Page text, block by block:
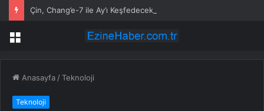
Çin, Chang’e-7 ile Ay’ı Keşfedecek
Menü
Anasayfa /Teknoloji
Teknoloji